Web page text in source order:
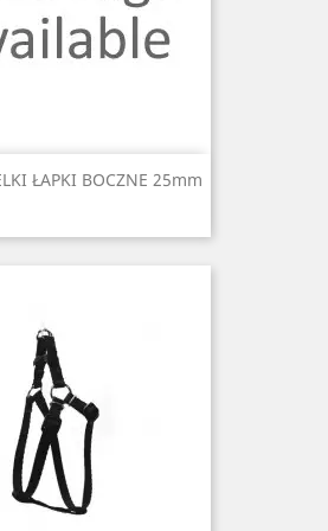
ŁAPKI BOCZNE 25mm